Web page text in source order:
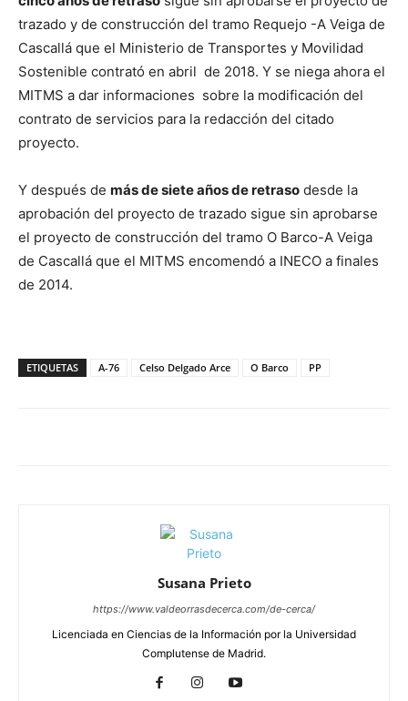
trazado y de construcción del tramo Requejo -A Veiga de
Cascallá que el Ministerio de Transportes y Movilidad
Sostenible contrató en abril de 2018. Y se niega ahora el
MITMS a dar informaciones sobre la modificación del
contrato de servicios para la redacción del citado
proyecto.
Y después de más de siete años de retraso desde la
aprobación del proyecto de trazado sigue sin aprobarse
el proyecto de construcción del tramo O Barco-A Veiga
de Cascallá que el MITMS encomendó a INECO a finales
de 2014.
ETIQUETAS A-76 Celso Delgado Arce O Barco PP
Susana Prieto
https://www.valdeorrasdecerca.com/de-cerca/
Licenciada en Ciencias de la Información por la Universidad
Complutense de Madrid.